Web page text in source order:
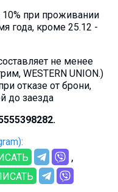
при проживании
года, кроме 25.12 -
не менее
WESTERN UNION.)
отказе от брони,
до заезда